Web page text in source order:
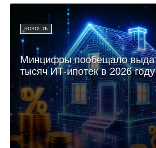
НОВОСТЬ
Минцифры пообещало
тысяч ИТ-ипотек в 2026 году